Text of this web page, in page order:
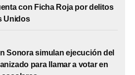
con Ficha Roja por delitos
Unidos
Sonora simulan ejecución del
para llamar a votar en